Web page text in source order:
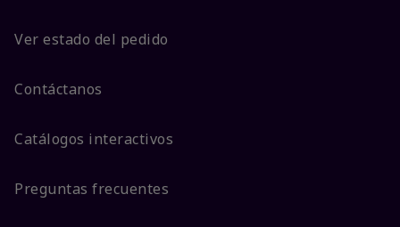
Ver estado del pedido
Contáctanos
Catálogos interactivos
Preguntas frecuentes